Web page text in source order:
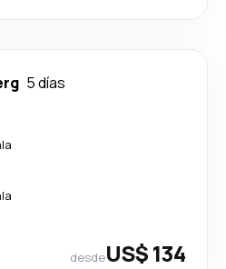
5 días
desdeUS$ 134